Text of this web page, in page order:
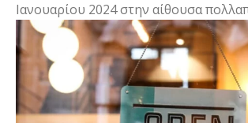
Ιανουαρίου 2024 στην αίθουσα